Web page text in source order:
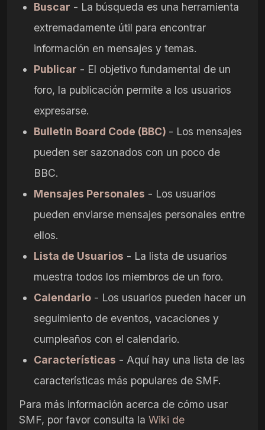
Buscar - La búsqueda es una herramienta
extremadamente útil para encontrar
información en mensajes y temas.
Publicar - El objetivo fundamental de un
foro, la publicación permite a los usuarios
expresarse.
Bulletin Board Code (BBC) - Los mensajes
pueden ser sazonados con un poco de
BBC.
Mensajes Personales - Los usuarios
pueden enviarse mensajes personales entre
ellos.
Lista de Usuarios - La lista de usuarios
muestra todos los miembros de un foro.
Calendario - Los usuarios pueden hacer un
seguimiento de eventos, vacaciones y
cumpleaños con el calendario.
Características - Aquí hay una lista de las
características más populares de SMF.
Para más información acerca de cómo usar
SMF, por favor consulta la Wiki de